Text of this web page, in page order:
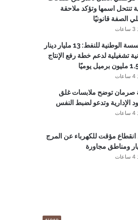
تنتحل اسمها وتؤكد ملاحقة
الصفة قانونيًا
المؤسسة الوطنية للنفط: 13 مليار دينار
تشغيلية لدعم خطة رفع الإنتاج
صرمان توضح ملابسات غلق
الإدارية وتدعو لضبط النفس
انقطاع مؤقت للكهرباء عن المرج
ومناطق مجاورة